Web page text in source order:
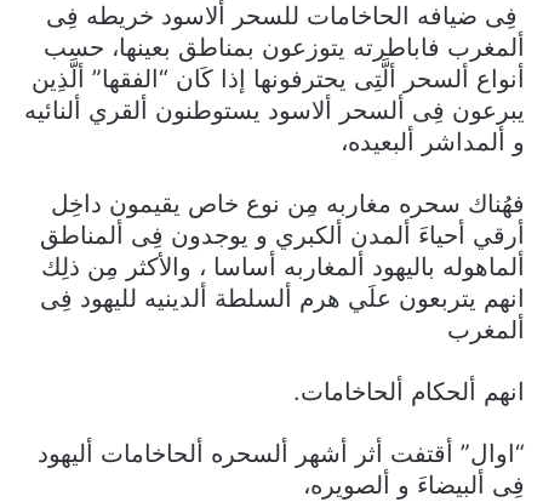
فِى ضيافه الحاخامات للسحر ألاسود خريطه فِى
ألمغرب فاباطرته يتوزعون بمناطق بعينها، حسب
أنواع ألسحر ألَّتِى يحترفونها إذا كَان “الفقها” ألَّذِين
يبرعون فِى ألسحر ألاسود يستوطنون ألقري ألنائيه
و ألمداشر ألبعيده،
فهُناك سحره مغاربه مِن نوع خاص يقيمون داخِل
أرقي أحياءَ ألمدن ألكبري و يوجدون فِى ألمناطق
ألماهوله باليهود ألمغاربه أساسا ، والأكثر مِن ذلِك
انهم يتربعون علَي هرم ألسلطة ألدينيه لليهود فِى
ألمغرب
انهم ألحكام ألحاخامات.
“اوال” أقتفت أثر أشهر ألسحره ألحاخامات أليهود
فِى ألبيضاءَ و ألصويره،